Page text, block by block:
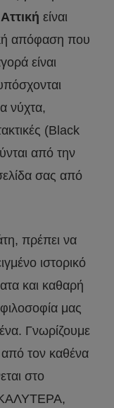
είναι
απόφαση που
είναι
νύχτα,
(Black
από την
σας από
πρέπει να
ιστορικό
και καθαρή
μας
Γνωρίζουμε
τον καθένα
στο